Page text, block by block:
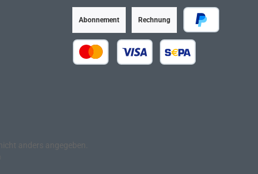
PayPal
Abonnement Rechnung
anders angegeben.